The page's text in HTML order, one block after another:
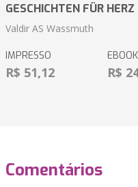
GESCHICHTEN FÜR HERZ
Valdir AS Wassmuth
IMPRESSO
R$ 51,12
EBOOK
R$
Comentários